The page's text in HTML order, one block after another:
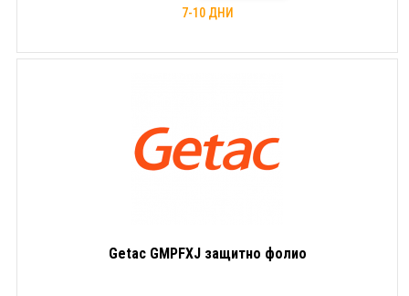
7-10 ДНИ
Getac GMPFXJ защитно фолио